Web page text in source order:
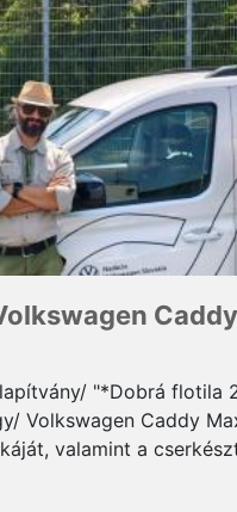
"*Dobrá flotila
Volkswagen Caddy
valamint a